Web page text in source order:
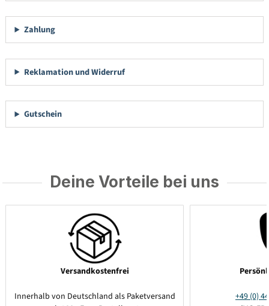
Zahlung
Reklamation und Widerruf
Gutschein
Deine Vorteile bei uns
Versandkostenfrei
Innerhalb von Deutschland als Paketversand
+49 (0)